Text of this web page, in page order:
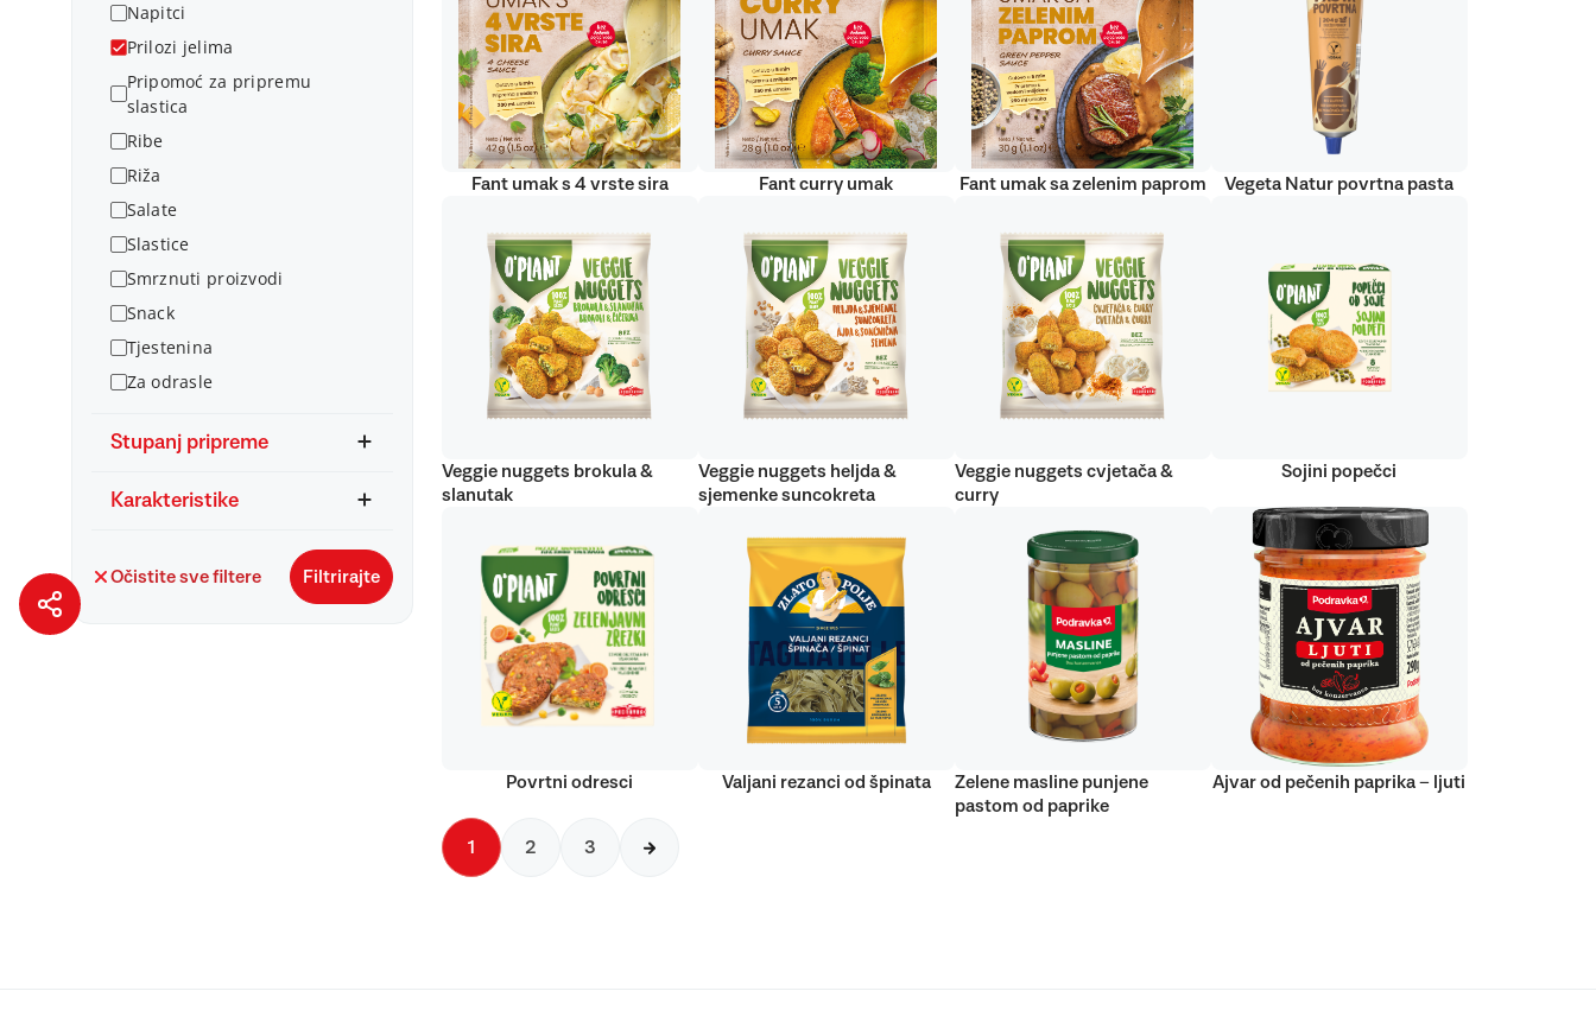
Napitci
Prilozi jelima
Pripomoć za pripremu
slastica
Ribe
Riža
Salate
Slastice
Smrznuti proizvodi
Snack
Tjestenina
Za odrasle
Stupanj pripreme
Karakteristike
Očistite sve filtere Filtrirajte
Fant umak s 4 vrste sira Fant curry umak Fant umak sa zelenim paprom Vegeta Natur povrtna pasta
Veggie nuggets brokula &
slanutak
Veggie nuggets heljda &
sjemenke suncokreta
Veggie nuggets cvjetača &
curry
Sojini popečci
Povrtni odresci Valjani rezanci od špinata
Zelene masline punjene
pastom od paprike
Ajvar od pečenih paprika – ljuti
1 2 3